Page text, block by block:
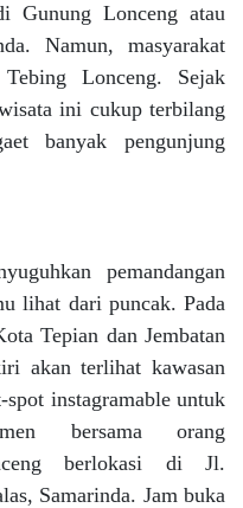
Gunung Lonceng atau
Namun, masyarakat
Lonceng. Sejak
ini cukup terbilang
banyak pengunjung
pemandangan
lihat dari puncak. Pada
Tepian dan Jembatan
akan terlihat kawasan
spot instagramable untuk
bersama orang
berlokasi di Jl.
Samarinda. Jam buka